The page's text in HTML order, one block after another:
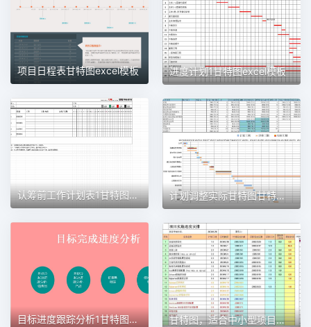
项目日程表甘特图excel模板 进度计划1甘特图excel模板
认筹前工作计划表1甘特图excel模板 计划调整实际甘特图甘特图excel模板
目标进度跟踪分析1甘特图excel模板 甘特图，适合中小型项目管理使用甘特图excel模板